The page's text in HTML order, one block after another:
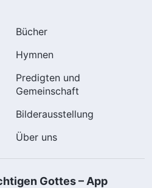
Bücher
Hymnen
Predigten und
Gemeinschaft
Bilderausstellung
Über uns
Gottes – App